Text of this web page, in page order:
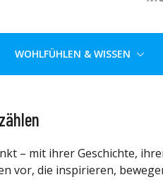
WOHLFÜHLEN & WISSEN
– mit ihrer Geschichte,
vor, die inspirieren,